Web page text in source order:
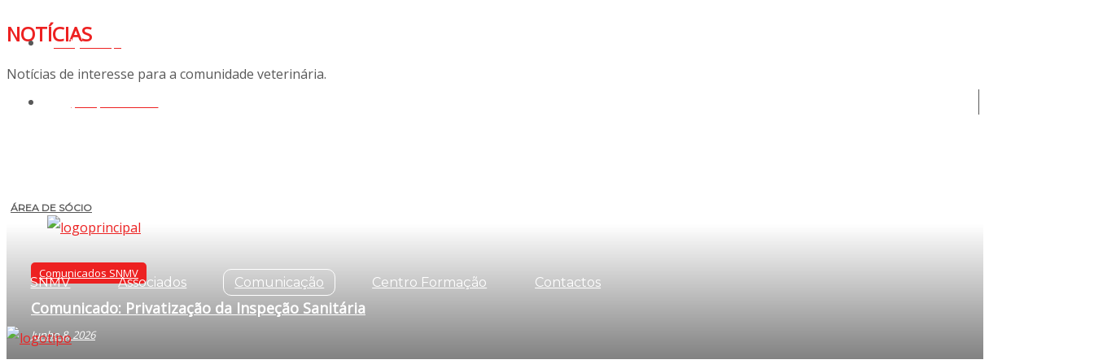
geral@snmv.pt
ÁREA DE SÓCIO
SNMV Associados Comunicação Centro Formação Contactos
NOTÍCIAS
Notícias de interesse para a comunidade veterinária.
Comunicados SNMV
Comunicado: Privatização da Inspeção Sanitária
Junho 8, 2026